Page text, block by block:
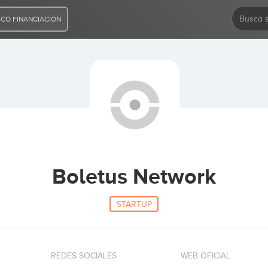
FINANCIACIÓN
Boletus Network
STARTUP
REDES SOCIALES WEB OFICIAL